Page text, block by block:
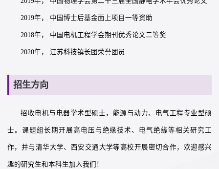
2019年， 中国博士后基金面上项目一等资助
2018年， 中国电机工程学会期刊优秀论文二等奖
2020年， 江苏科技镇长团荣誉团员
招生方向
招收电机与电器学术型硕士，能源与动力、电气工程专业型硕
士。课题组长期开展高电压与绝缘技术、电气绝缘等相关研究工
作，并与清华大学、西安交通大学等高校开展密切合作，欢迎感兴
趣的研究生和本科生加入我们！